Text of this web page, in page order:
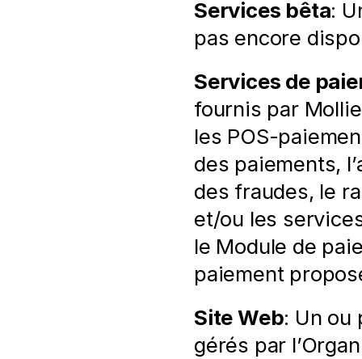
Services bêta:
pas encore
Services de
fournis par
les POS-
des paiements,
des fraudes, le
et/ou les
le Module de
paiement
Site Web: Un ou
gérés par